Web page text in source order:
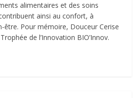
alimentaires et des soins
ainsi au confort, à
être. Pour mémoire, Douceur Cerise
de l’Innovation BIO’Innov.